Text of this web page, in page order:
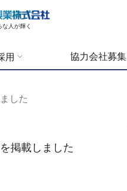
な人が輝く
用 協力会社募集
した
掲載しました